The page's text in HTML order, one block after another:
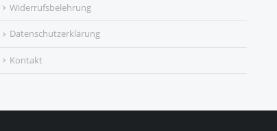
Widerrufsbelehrung
Datenschutzerklärung
Kontakt